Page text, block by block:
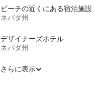
ビーチの近くにある宿泊施設
ネバダ州
デザイナーズホテル
ネバダ州
さらに表示